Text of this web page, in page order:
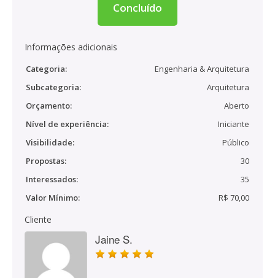
Concluído
Informações adicionais
Categoria:
Engenharia & Arquitetura
Subcategoria:
Arquitetura
Orçamento:
Aberto
Nível de experiência:
Iniciante
Visibilidade:
Público
Propostas:
30
Interessados:
35
Valor Mínimo:
R$ 70,00
Cliente
Jaine S.